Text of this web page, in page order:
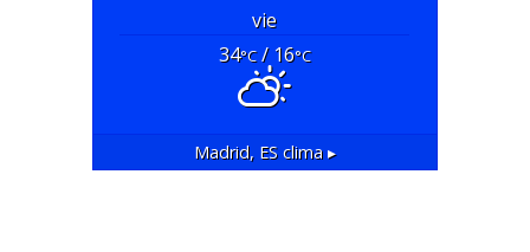
vie
34°C/ 16°C
Madrid, ES clima ▸